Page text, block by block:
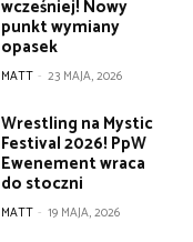
wcześniej! Nowy
punkt wymiany
opasek
MATT - 23 MAJA, 2026
Wrestling na Mystic
Festival 2026! PpW
Ewenement wraca
do stoczni
MATT - 19 MAJA, 2026